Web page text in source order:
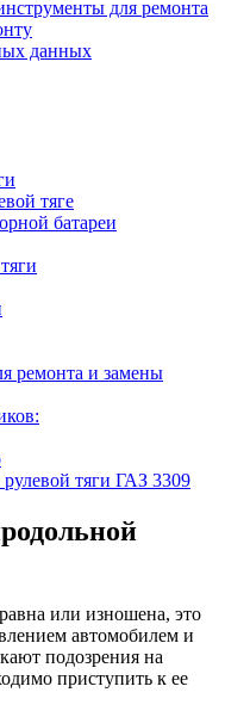
для ремонта
данных
тяге
батареи
ремонта и замены
тяги ГАЗ 3309
или изношена, это
автомобилем и
подозрения на
приступить к ее